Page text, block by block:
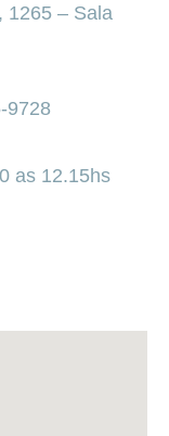
1265 – Sala
9728
as 12.15hs